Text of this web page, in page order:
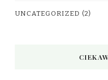
UNCATEGORIZED (2)